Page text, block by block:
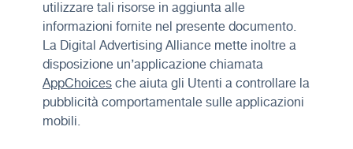
utilizzare tali risorse in aggiunta alle
informazioni fornite nel presente documento.
La Digital Advertising Alliance mette inoltre a
disposizione un’applicazione chiamata
AppChoicesche aiuta gli Utenti a controllare la
pubblicità comportamentale sulle applicazioni
mobili.